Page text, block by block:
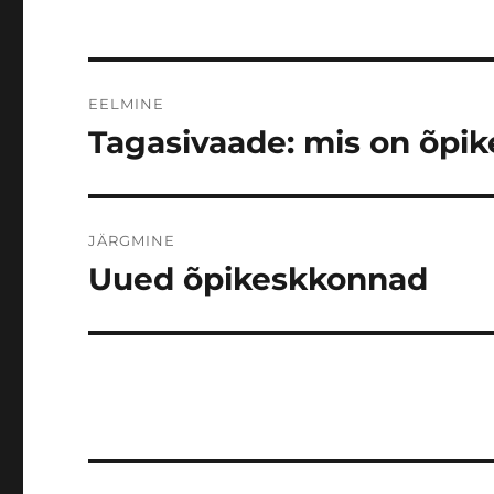
EELMINE
Eelmine
Tagasivaade: mis on
JÄRGMINE
Järgmine
Uued õpikeskkonnad